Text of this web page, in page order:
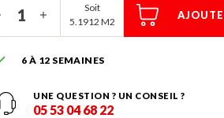
Soit
5.1912 M2
6 À 12 SEMAINES
UNE QUESTION ? UN CONSEIL ?
05 53 04 68 22